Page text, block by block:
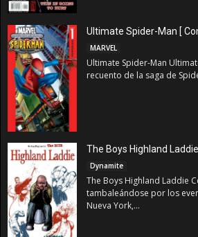
Ultimate Spider-Man [
MARVEL
Ultimate Spider-Man
recuento de la saga de
The Boys Highland
Dynamite
The Boys Highland Laddie
tambaleándose por los
Nueva York,...